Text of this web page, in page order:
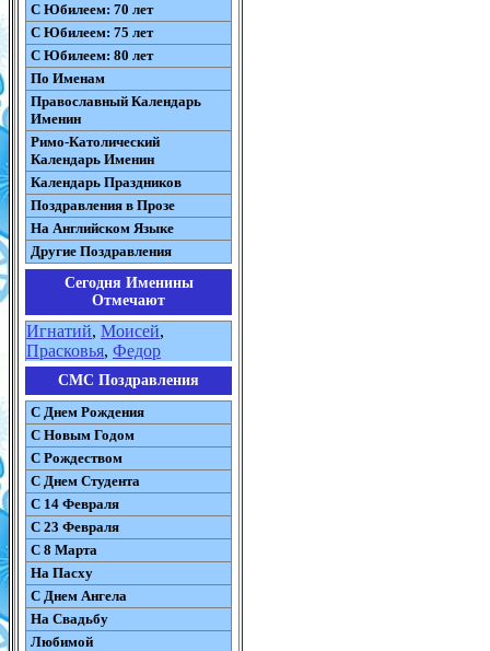
С Юбилеем: 70 лет
С Юбилеем: 75 лет
С Юбилеем: 80 лет
По Именам
Православный Календарь
Именин
Римо-Католический
Календарь Именин
Календарь Праздников
Поздравления в Прозе
На Английском Языке
Другие Поздравления
Сегодня Именины
Отмечают
Игнатий, Моисей,
Прасковья, Федор
СМС Поздравления
С Днем Рождения
С Новым Годом
С Рождеством
C Днем Студента
С 14 Февраля
С 23 Февраля
С 8 Марта
На Пасху
C Днем Ангела
На Свадьбу
Любимой